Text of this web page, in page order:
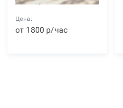
Цена:
от 1800 р/час